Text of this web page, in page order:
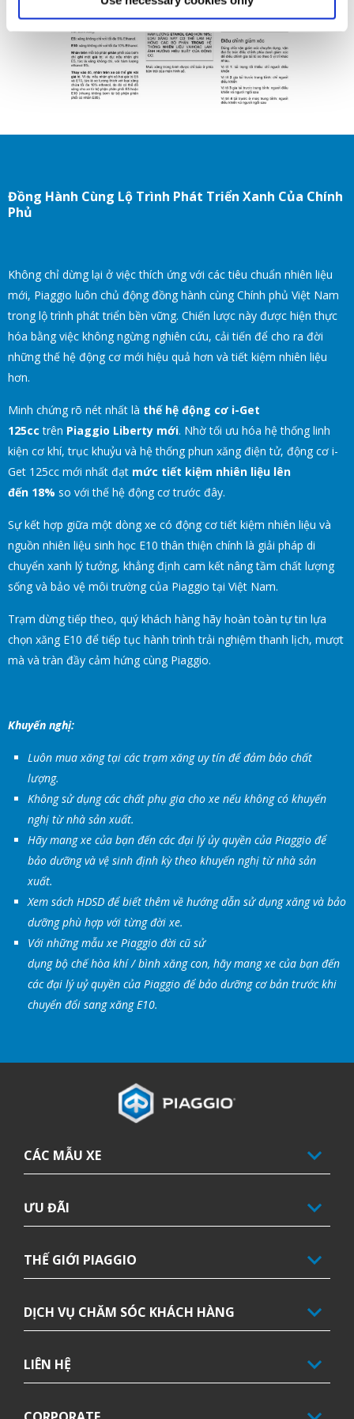
1
1
Đồng Hành Cùng Lộ Trình Phát Triển Xanh Của Chính
Phủ
Không chỉ dừng lại ở việc thích ứng với các tiêu chuẩn nhiên liệu
mới, Piaggio luôn chủ động đồng hành cùng Chính phủ Việt Nam
trong lộ trình phát triển bền vững. Chiến lược này được hiện thực
hóa bằng việc không ngừng nghiên cứu, cải tiến để cho ra đời
những thế hệ động cơ mới hiệu quả hơn và tiết kiệm nhiên liệu
hơn.
Minh chứng rõ nét nhất là thế hệ động cơ i-Get
125cc trên Piaggio Liberty mới. Nhờ tối ưu hóa hệ thống linh
kiện cơ khí, trục khuỷu và hệ thống phun xăng điện tử, động cơ i-
Get 125cc mới nhất đạt mức tiết kiệm nhiên liệu lên
đến 18% so với thế hệ động cơ trước đây.
Sự kết hợp giữa một dòng xe có động cơ tiết kiệm nhiên liệu và
nguồn nhiên liệu sinh học E10 thân thiện chính là giải pháp di
chuyển xanh lý tưởng, khẳng định cam kết nâng tầm chất lượng
sống và bảo vệ môi trường của Piaggio tại Việt Nam.
Trạm dừng tiếp theo, quý khách hàng hãy hoàn toàn tự tin lựa
chọn xăng E10 để tiếp tục hành trình trải nghiệm thanh lịch, mượt
mà và tràn đầy cảm hứng cùng Piaggio.
Khuyến nghị:
Luôn mua xăng tại các trạm xăng uy tín để đảm bảo chất
lượng.
Không sử dụng các chất phụ gia cho xe nếu không có khuyến
nghị từ nhà sản xuất.
Hãy mang xe của bạn đến các đại lý ủy quyền của Piaggio để
bảo dưỡng và vệ sinh định kỳ theo khuyến nghị từ nhà sản
xuất.
Xem sách HDSD để biết thêm về hướng dẫn sử dụng xăng và bảo
dưỡng phù hợp với từng đời xe.
Với những mẫu xe Piaggio đời cũ sử
dụng bộ chế hòa khí / bình xăng con, hãy mang xe của bạn đến
các đại lý uỷ quyền của Piaggio để bảo dưỡng cơ bản trước khi
chuyển đổi sang xăng E10.
Tổng số lượng tem Kỳ đầu tiên
CÁC MẪU XE
ƯU ĐÃI
THẾ GIỚI PIAGGIO
DỊCH VỤ CHĂM SÓC KHÁCH HÀNG
LIÊN HỆ